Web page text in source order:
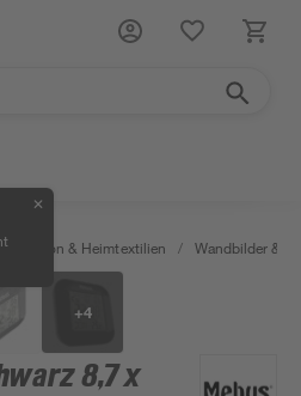
✕
& Heimtextilien / Wandbilder &
+4
8,7 x